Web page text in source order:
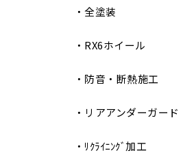
・全塗装
・RX6ホイール
・防音・断熱施工
・リアアンダーガード
・ﾘｸﾗｲﾆﾝｸﾞ加工